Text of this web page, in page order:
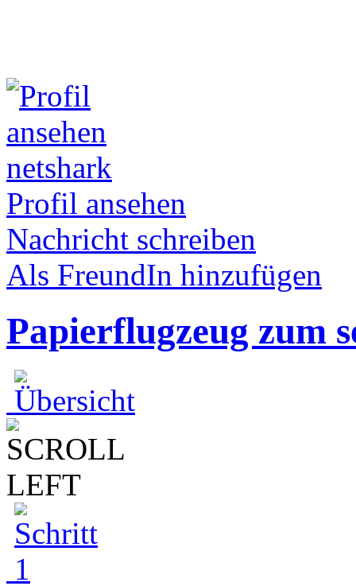
netshark
Profil ansehen
Nachricht schreiben
Als FreundIn hinzufügen
Papierflugzeug zum